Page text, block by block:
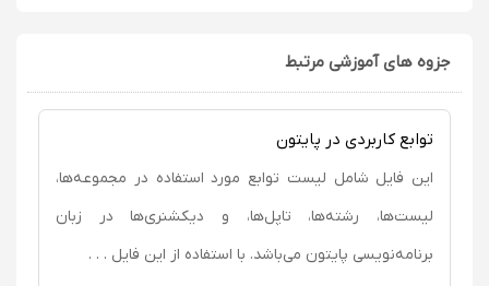
جزوه های آموزشی مرتبط
توابع کاربردی در پایتون
این فایل شامل لیست توابع مورد استفاده در مجموعه‌ها،
لیست‌ها، رشته‌ها، تاپل‌ها، و دیکشنری‌ها در زبان
برنامه‌نویسی پایتون می‌باشد. با استفاده از این فایل . . .